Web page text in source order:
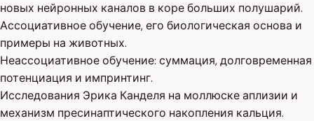
новых нейронных каналов в коре больших полушарий.
Ассоциативное обучение, его биологическая основа и
примеры на животных.
Неассоциативное обучение: суммация, долговременная
потенциация и импринтинг.
Исследования Эрика Канделя на моллюске аплизии и
механизм пресинаптического накопления кальция.